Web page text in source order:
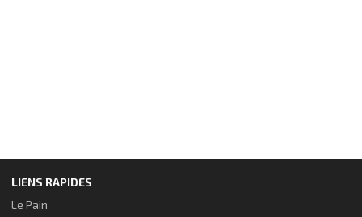
LIENS RAPIDES
Le Pain